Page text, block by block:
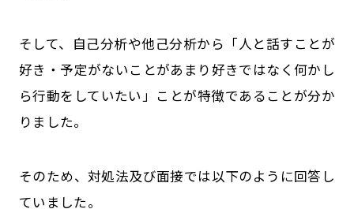
そして、自己分析や他己分析から「人と話すことが
好き・予定がないことがあまり好きではなく何かし
ら行動をしていたい」ことが特徴であることが分か
りました。
そのため、対処法及び面接では以下のように回答し
ていました。